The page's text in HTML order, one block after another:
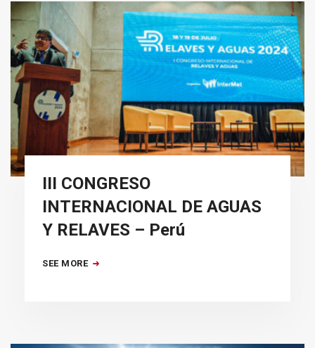
III CONGRESO
INTERNACIONAL DE AGUAS
Y RELAVES – Perú
SEE MORE